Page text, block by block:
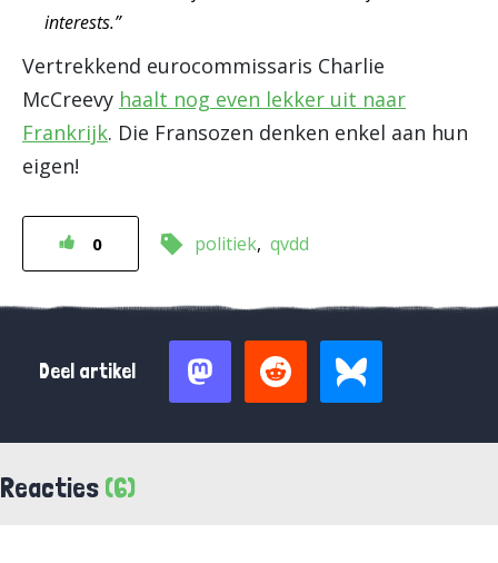
interests.”
Vertrekkend eurocommissaris Charlie
McCreevy haalt nog even lekker uit naar
Frankrijk. Die Fransozen denken enkel aan hun
eigen!
0 politiek qvdd
Deel artikel
Reacties (6)